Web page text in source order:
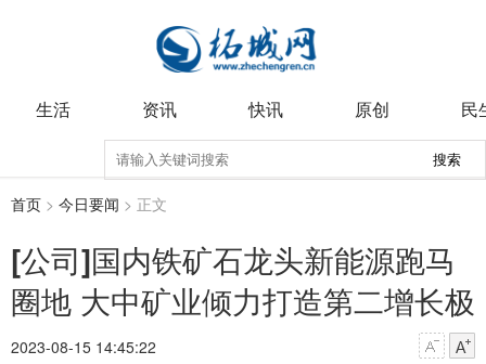
生活 资讯 快讯 原创 民
搜索
首页 > 今日要闻 > 正文
[公司]国内铁矿石龙头新能源跑马
圈地 大中矿业倾力打造第二增长极
2023-08-15 14:45:22